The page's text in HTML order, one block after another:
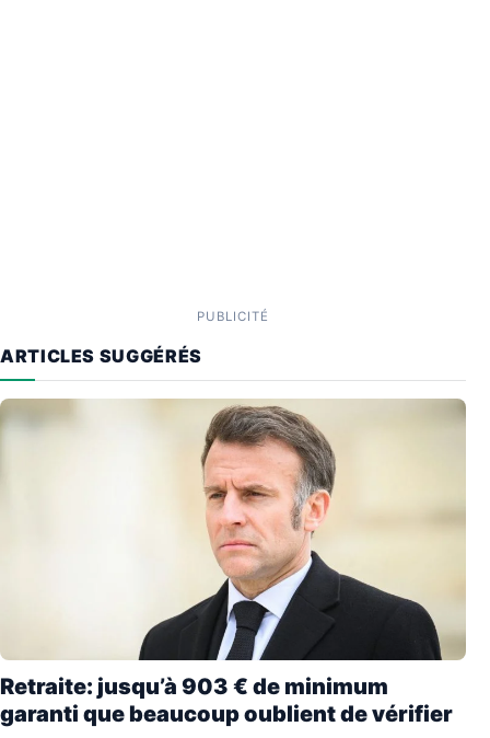
PUBLICITÉ
ARTICLES SUGGÉRÉS
Retraite: jusqu’à 903 € de minimum
garanti que beaucoup oublient de vérifier